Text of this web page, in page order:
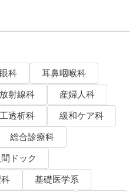
眼科
耳鼻咽喉科
放射線科
産婦人科
透析科
緩和ケア科
総合診療科
ドック
基礎医学系